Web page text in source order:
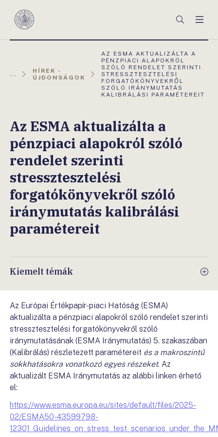
Magyar
Keresés
...
HÍREK -
ÚJDONSÁGOK
AKTUÁLIS
OLDAL:
AZ ESMA AKTUALIZÁLTA A
PÉNZPIACI ALAPOKRÓL
SZÓLÓ RENDELET SZERINTI
STRESSZTESZTELÉSI
FORGATÓKÖNYVEKRŐL
SZÓLÓ IRÁNYMUTATÁS
KALIBRÁLÁSI PARAMÉTEREIT
Az ESMA aktualizálta a
pénzpiaci alapokról szóló
rendelet szerinti
stressztesztelési
forgatókönyvekről szóló
iránymutatás kalibrálási
paramétereit
Kiemelt témák
Az Európai Értékpapír-piaci Hatóság (ESMA)
aktualizálta a pénzpiaci alapokról szóló rendelet szerinti
stressztesztelési forgatókönyvekről szóló
iránymutatásának (ESMA Iránymutatás) 5. szakaszában
(Kalibrálás) részletezett paramétereit és a makroszintű
sokkhatásokra vonatkozó egyes részeket. Az
aktualizált ESMA Iránymutatás az alábbi linken érhető
el:
https://www.esma.europa.eu/sites/default/files/2025-
02/ESMA50-43599798-